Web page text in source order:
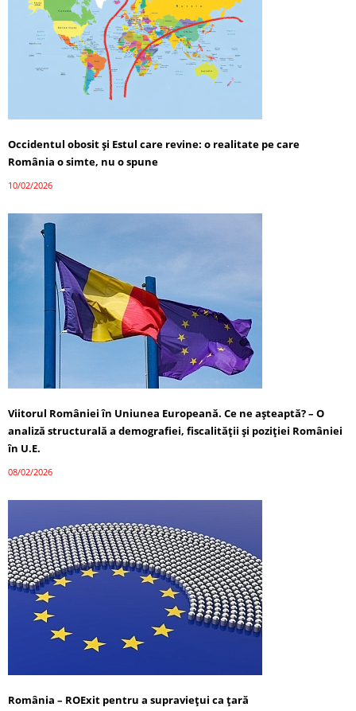
Occidentul obosit și Estul care revine: o realitate pe care
România o simte, nu o spune
10/02/2026
Viitorul României în Uniunea Europeană. Ce ne așteaptă? – O
analiză structurală a demografiei, fiscalității și poziției României
în U.E.
08/02/2026
România – ROExit pentru a supraviețui ca țară